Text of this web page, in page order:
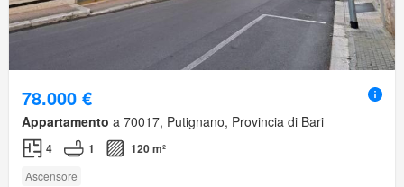
78.000 €
Appartamento a 70017, Putignano, Provincia di Bari
4 1 120 m²
Ascensore